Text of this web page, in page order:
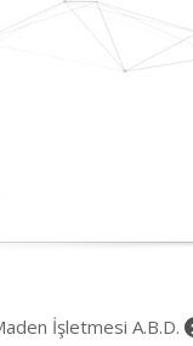
İşletmesi A.B.D.